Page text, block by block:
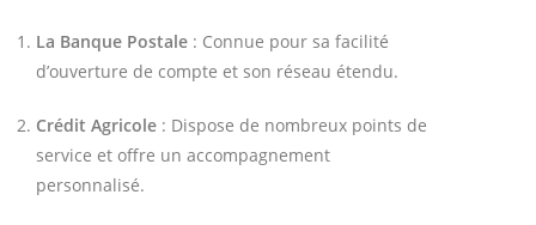
La Banque Postale : Connue pour sa facilité
d’ouverture de compte et son réseau étendu.
Crédit Agricole : Dispose de nombreux points de
service et offre un accompagnement
personnalisé.